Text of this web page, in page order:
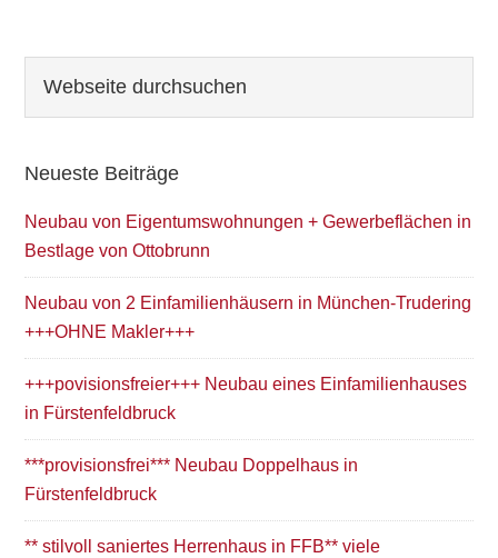
Seitenspalte
durchsuchen
Neueste Beiträge
Neubau von Eigentumswohnungen + Gewerbeflächen in
Bestlage von Ottobrunn
Neubau von 2 Einfamilienhäusern in München-Trudering
+++OHNE Makler+++
+++povisionsfreier+++ Neubau eines Einfamilienhauses
in Fürstenfeldbruck
***provisionsfrei*** Neubau Doppelhaus in
Fürstenfeldbruck
** stilvoll saniertes Herrenhaus in FFB** viele